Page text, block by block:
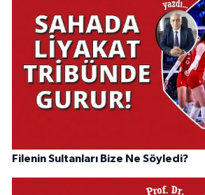
Filenin Sultanları Bize Ne Söyledi?